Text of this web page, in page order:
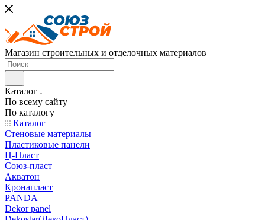
Магазин строительных и отделочных материалов
Каталог
По всему сайту
По каталогу
Каталог
Стеновые материалы
Пластиковые панели
Ц-Пласт
Союз-пласт
Акватон
Кронапласт
PANDA
Dekor panel